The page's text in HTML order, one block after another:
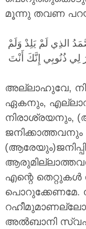
മൂന്നു തവണ
الذِي لَمْ يَلِدْ وَلَمْ
لِي ذُنُوبِي إِنَّكَ أَنْتَ
അല്ലാഹുവേ,
ഏകനും,
നിരാശ്രയനും,
ജനിക്കാത്തവനും
എന്റെ തെറ്റുകൾ
പൊറുക്കേണമേ.
അൽബാനി